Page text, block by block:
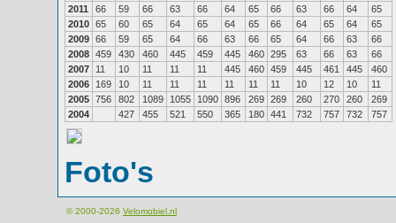
2011
66 59 66 63 66 64 65 66 63 66 64
65
2010 65 60 65 64 65 64 65 66 64 65 64
65
2009 66 59 65 64 66 63 66 65 64 66 63
66
2008 459 430 460 445 459 445 460 295 63 66 63
66
2007
11 10 11 11 11 445 460 459 445 461 445
460
2006
169 10 11 11 11 11 11 11 10 12 10
11
2005 756 802 1089 1055 1090 896 269 269 260 270 260
269
2004
427 455 521 550 365 180 441 732 757 732 757
Foto's
© 2000-2026 Velomobiel.nl